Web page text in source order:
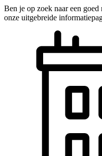
Ben je op zoek naar een
onze uitgebreide